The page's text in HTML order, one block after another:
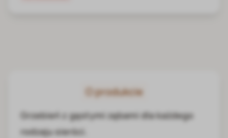
O produkcie
Grzebień z gęstymi zębami dla każdego
rodzaju sierści.